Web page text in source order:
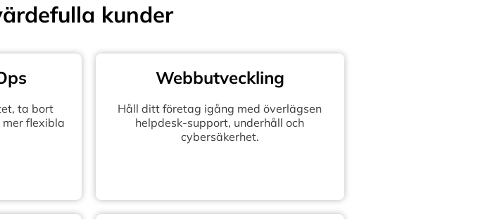
kunder
ta bort
mer flexibla
Webbutveckling
Håll ditt företag igång med överlägsen
helpdesk-support, underhåll och
cybersäkerhet.